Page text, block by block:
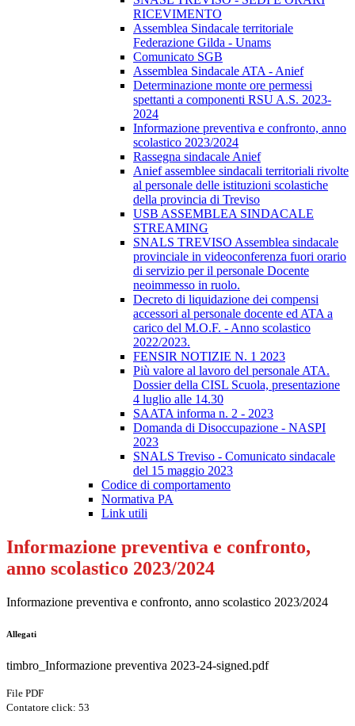
RICEVIMENTO
Assemblea Sindacale territoriale
Federazione Gilda - Unams
Comunicato SGB
Assemblea Sindacale ATA - Anief
Determinazione monte ore permessi
spettanti a componenti RSU A.S. 2023-
2024
Informazione preventiva e confronto, anno
scolastico 2023/2024
Rassegna sindacale Anief
Anief assemblee sindacali territoriali rivolte
al personale delle istituzioni scolastiche
della provincia di Treviso
USB ASSEMBLEA SINDACALE
STREAMING
SNALS TREVISO Assemblea sindacale
provinciale in videoconferenza fuori orario
di servizio per il personale Docente
neoimmesso in ruolo.
Decreto di liquidazione dei compensi
accessori al personale docente ed ATA a
carico del M.O.F. - Anno scolastico
2022/2023.
FENSIR NOTIZIE N. 1 2023
Più valore al lavoro del personale ATA.
Dossier della CISL Scuola, presentazione
4 luglio alle 14.30
SAATA informa n. 2 - 2023
Domanda di Disoccupazione - NASPI
2023
SNALS Treviso - Comunicato sindacale
del 15 maggio 2023
Codice di comportamento
Normativa PA
Link utili
Informazione preventiva e confronto,
anno scolastico 2023/2024
Informazione preventiva e confronto, anno scolastico 2023/2024
Allegati
timbro_Informazione preventiva 2023-24-signed.pdf
File PDF
Contatore click: 53